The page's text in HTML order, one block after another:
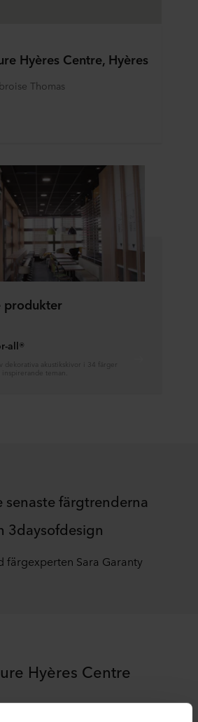
Hyères Centre, Hyères
Thomas
produkter
all®
dekorativa akustikskivor i 34 färger
inspirerande teman.
senaste färgtrenderna
3daysofdesign
färgexperten Sara Garanty
Hyères Centre